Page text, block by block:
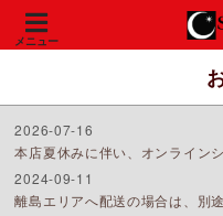
メニュー
2026-07-16
本店夏休みに伴い、オンライン
2024-09-11
離島エリアへ配送の場合は、別